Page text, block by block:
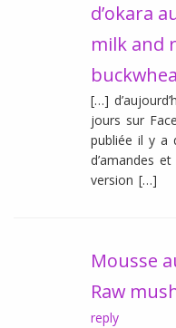
d’okara
milk and
[…]
jours sur
publiée il y a
d’amandes
version […]
Mousse
Raw
reply